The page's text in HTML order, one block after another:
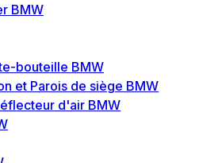
BMW
bouteille BMW
et Parois de siège BMW
d'air BMW